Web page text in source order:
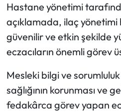
Hastane yönetimi
açıklamada, ilaç
güvenilir ve etkin şekilde
eczacıların önemli görev
Mesleki bilgi ve
sağlığının korunması ve
fedakârca görev yapan
Magazin
Mecitözü Haberleri
Ortaköy Haberleri